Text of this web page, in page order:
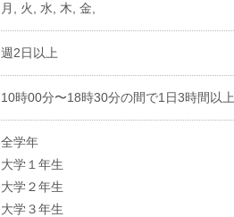
月, 火, 水, 木, 金,
週2日以上
10時00分〜18時30分の間で1日3時間以上
全学年
大学１年生
大学２年生
大学３年生